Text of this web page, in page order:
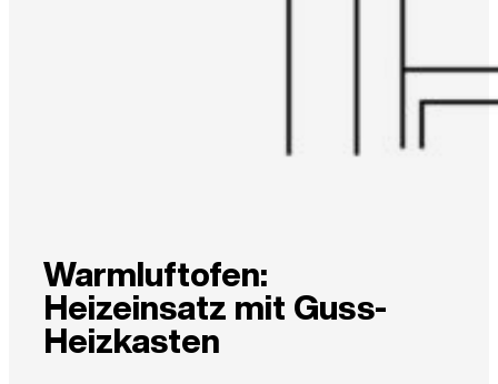
Warmluftofen:
Heizeinsatz mit Guss-
Heizkasten